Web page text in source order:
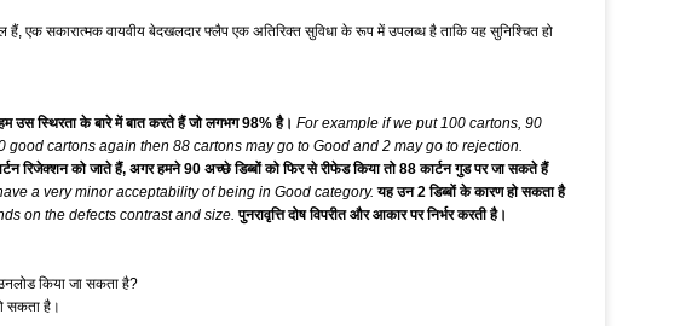
एक सकारात्मक वायवीय बेदखलदार फ्लैप एक अतिरिक्त सुविधा के रूप में उपलब्ध है ताकि यह सुनिश्चित हो
उस स्थिरता के बारे में बात करते हैं जो लगभग 98% है। For example if we put 100 cartons, 90
cartons again then 88 cartons may go to Good and 2 may go to rejection.
रिजेक्शन को जाते हैं, अगर हमने 90 अच्छे डिब्बों को फिर से रीफेड किया तो 88 कार्टन गुड पर जा सकते हैं
a very minor acceptability of being in Good category. यह उन 2 डिब्बों के कारण हो सकता है
on the defects contrast and size. पुनरावृत्ति दोष विपरीत और आकार पर निर्भर करती है।
किया जा सकता है?
सकता है।